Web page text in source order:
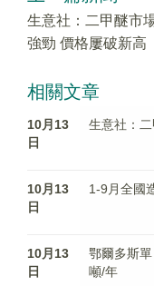
生意社：二甲醚市
強勁 價格屢破新高
相關文章
10月13
日
生意社：
10月13
日
1-9月全國
10月13
日
鄂爾多斯
噸/年